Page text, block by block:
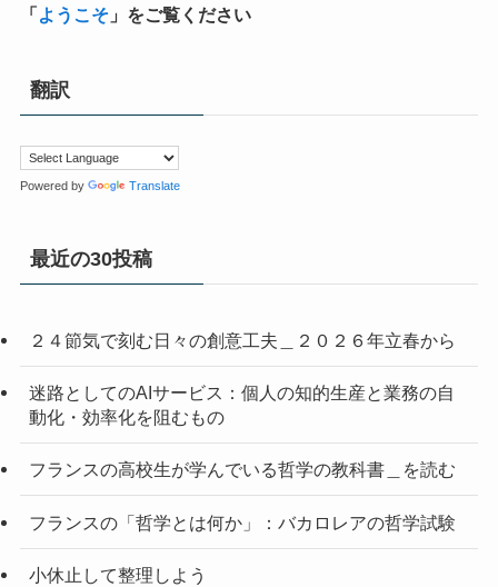
「ようこそ」をご覧ください
翻訳
Powered by Translate
最近の30投稿
２４節気で刻む日々の創意工夫＿２０２６年立春から
迷路としてのAIサービス：個人の知的生産と業務の自
動化・効率化を阻むもの
フランスの高校生が学んでいる哲学の教科書＿を読む
フランスの「哲学とは何か」：バカロレアの哲学試験
小休止して整理しよう